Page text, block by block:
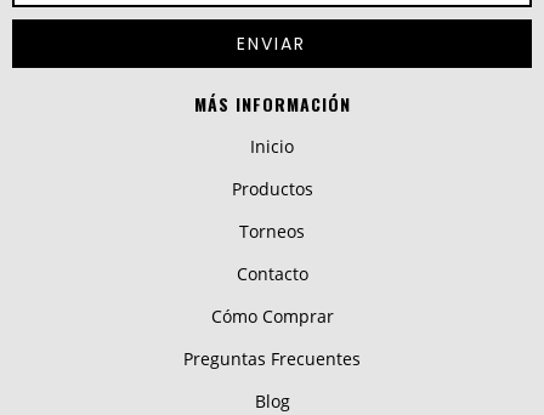
MÁS INFORMACIÓN
Inicio
Productos
Torneos
Contacto
Cómo Comprar
Preguntas Frecuentes
Blog